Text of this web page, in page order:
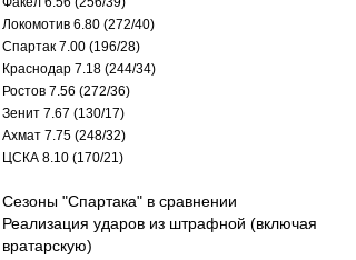
Локомотив 6.80 (272/40)
Спартак 7.00 (196/28)
Краснодар 7.18 (244/34)
Ростов 7.56 (272/36)
Зенит 7.67 (130/17)
Ахмат 7.75 (248/32)
ЦСКА 8.10 (170/21)
Сезоны "Спартака" в сравнении
Реализация ударов из штрафной (включая
вратарскую)